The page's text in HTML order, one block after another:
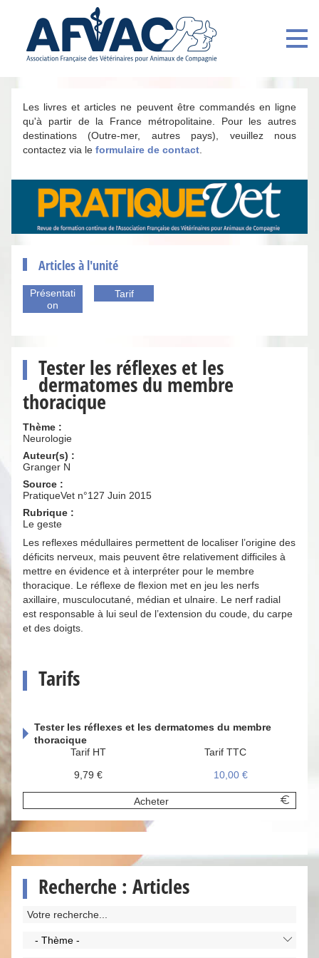
Les livres et articles ne peuvent être commandés en ligne
qu'à partir de la France métropolitaine. Pour les autres
destinations (Outre-mer, autres pays), veuillez nous
contactez via le formulaire de contact
Articles à l'unité
Présentati
on
Tarif
Tester les réflexes et les
dermatomes du membre
thoracique
Thème :
Neurologie
Auteur(s) :
Granger N
Source :
PratiqueVet n°127 Juin 2015
Rubrique :
Le geste
Les reflexes médullaires permettent de localiser l’origine des
déficits nerveux, mais peuvent être relativement difficiles à
mettre en évidence et à interpréter pour le membre
thoracique. Le réflexe de flexion met en jeu les nerfs
axillaire, musculocutané, médian et ulnaire. Le nerf radial
est responsable à lui seul de l’extension du coude, du carpe
et des doigts.
Tarifs
Tester les réflexes et les dermatomes du membre
thoracique
Tarif HT
9,79 €
Tarif TTC
10,00 €
Acheter
Recherche : Articles
- Thème -